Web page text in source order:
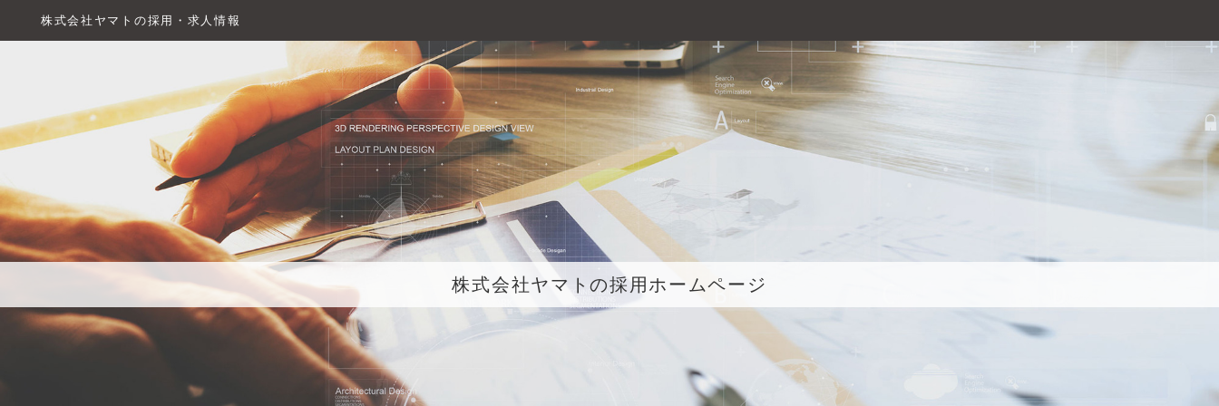
株式会社ヤマトの採用・求人情報
株式会社ヤマトの採用ホームページ